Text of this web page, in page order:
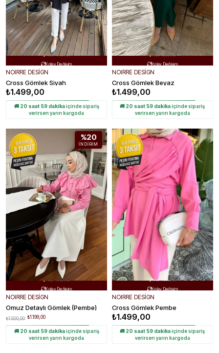
 Ücretsiz Kargo
Hızlı Teslimat
NOIRRE DESİGN
Cross Gömlek Siyah
₺1.499,00
🚚 20 saat 59 dakikaiçinde sipariş
verirsen yarın kargoda
Ücretsiz Kargo
 Hızlı Teslimat
NOIRRE DESİGN
Cross Gömlek Beyaz
₺1.499,00
🚚 20 saat 59 dakikaiçinde sipariş
verirsen yarın kargoda
Ücretsiz Kargo
Hızlı Teslimat
%20
İNDIRIM
NOIRRE DESİGN
Omuz Detaylı Gömlek (Pembe)
₺1.199,00
₺1.500,00
🚚 20 saat 59 dakikaiçinde sipariş
verirsen yarın kargoda
Ücretsiz Kargo
 Hızlı Teslimat
NOIRRE DESİGN
Cross Gömlek Pembe
₺1.499,00
🚚 20 saat 59 dakikaiçinde sipariş
verirsen yarın kargoda